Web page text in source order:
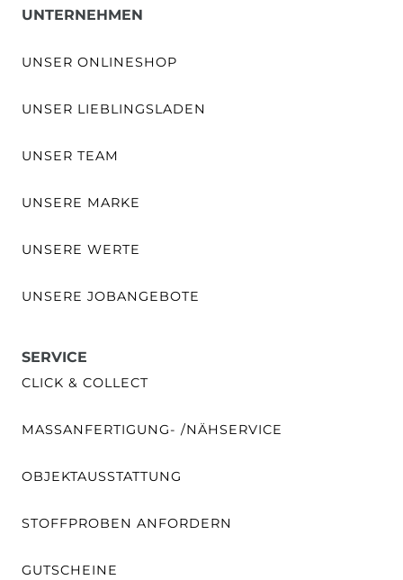
UNTERNEHMEN
UNSER ONLINESHOP
UNSER LIEBLINGSLADEN
UNSER TEAM
UNSERE MARKE
UNSERE WERTE
UNSERE JOBANGEBOTE
SERVICE
CLICK & COLLECT
MASSANFERTIGUNG- /NÄHSERVICE
OBJEKTAUSSTATTUNG
STOFFPROBEN ANFORDERN
GUTSCHEINE